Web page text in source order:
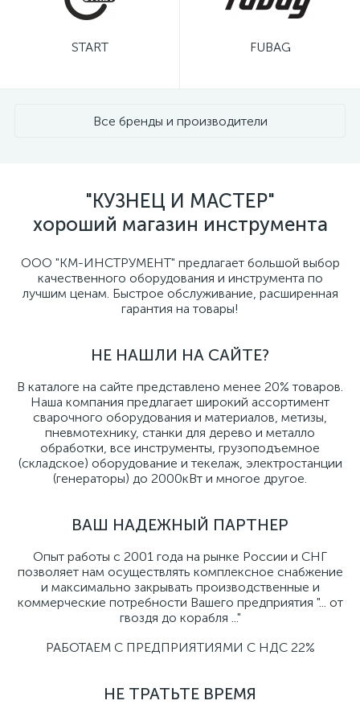
START FUBAG
Все бренды и производители
"КУЗНЕЦ И МАСТЕР"
хороший магазин инструмента
ООО "КМ-ИНСТРУМЕНТ" предлагает большой выбор
качественного оборудования и инструмента по
лучшим ценам. Быстрое обслуживание, расширенная
гарантия на товары!
НЕ НАШЛИ НА САЙТЕ?
В каталоге на сайте представлено менее 20% товаров.
Наша компания предлагает широкий ассортимент
сварочного оборудования и материалов, метизы,
пневмотехнику, станки для дерево и металло
обработки, все инструменты, грузоподъемное
(складское) оборудование и текелаж, электростанции
(генераторы) до 2000кВт и многое другое.
ВАШ НАДЕЖНЫЙ ПАРТНЕР
Опыт работы с 2001 года на рынке России и СНГ
позволяет нам осуществлять комплексное снабжение
и максимально закрывать производственные и
коммерческие потребности Вашего предприятия "... от
гвоздя до корабля ..."
РАБОТАЕМ С ПРЕДПРИЯТИЯМИ С НДС 22%
НЕ ТРАТЬТЕ ВРЕМЯ